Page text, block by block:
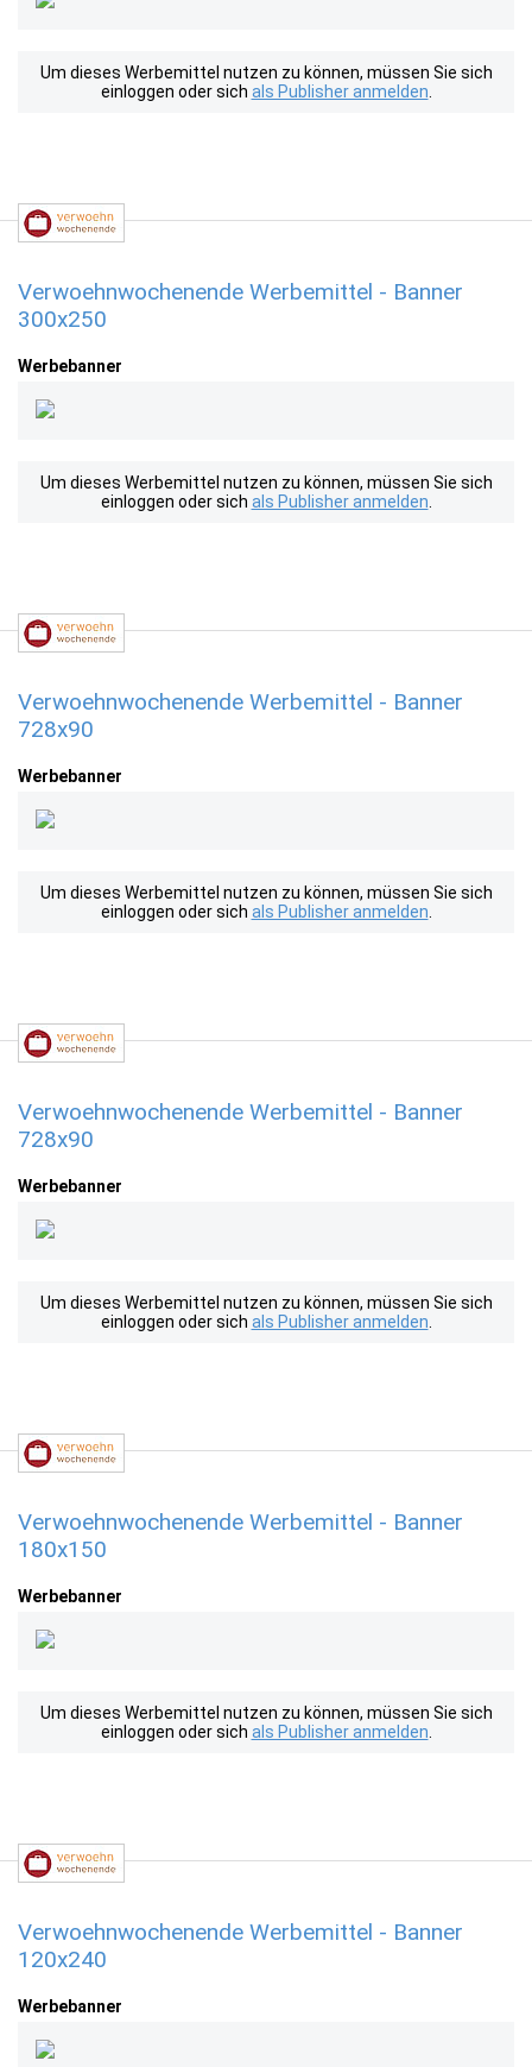
Um dieses Werbemittel nutzen zu können, müssen Sie sich
einloggen oder sich als Publisher anmelden
Verwoehnwochenende Werbemittel - Banner
300x250
Werbebanner
Um dieses Werbemittel nutzen zu können, müssen Sie sich
einloggen oder sich als Publisher anmelden
Verwoehnwochenende Werbemittel - Banner
728x90
Werbebanner
Um dieses Werbemittel nutzen zu können, müssen Sie sich
einloggen oder sich als Publisher anmelden
Verwoehnwochenende Werbemittel - Banner
728x90
Werbebanner
Um dieses Werbemittel nutzen zu können, müssen Sie sich
einloggen oder sich als Publisher anmelden
Verwoehnwochenende Werbemittel - Banner
180x150
Werbebanner
Um dieses Werbemittel nutzen zu können, müssen Sie sich
einloggen oder sich als Publisher anmelden
Verwoehnwochenende Werbemittel - Banner
120x240
Werbebanner